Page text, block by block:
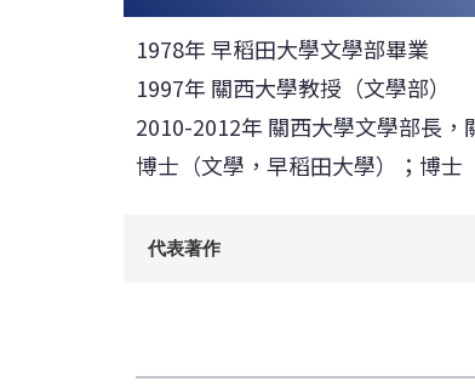
1978年 早稻田大學文學部畢業
1997年 關西大學教授（文學部）
2010-2012年 關西大學文學部長，
博士（文學，早稻田大學）；博士
代表著作